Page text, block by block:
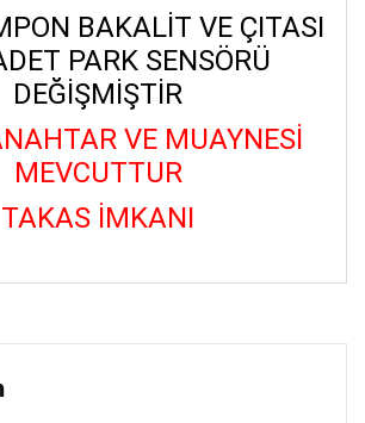
BAKALİT VE ÇITASI
PARK SENSÖRÜ
DEĞİŞMİŞTİR
VE MUAYNESİ
MEVCUTTUR
TAKAS İMKANI